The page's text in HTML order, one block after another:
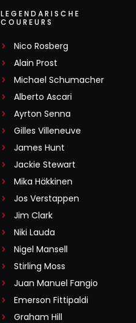
LEGENDARISCHE
COUREURS
Nico Rosberg
Alain Prost
Michael Schumacher
Alberto Ascari
Ayrton Senna
Gilles Villeneuve
James Hunt
Jackie Stewart
Mika Häkkinen
Jos Verstappen
Jim Clark
Niki Lauda
Nigel Mansell
Stirling Moss
Juan Manuel Fangio
Emerson Fittipaldi
Graham Hill